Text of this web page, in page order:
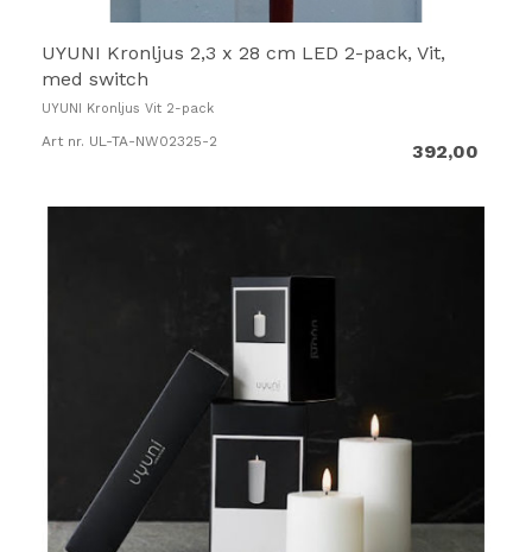
UYUNI Kronljus 2,3 x 28 cm LED 2-pack, Vit,
med switch
UYUNI Kronljus Vit 2-pack
Art nr. UL-TA-NW02325-2 392,00